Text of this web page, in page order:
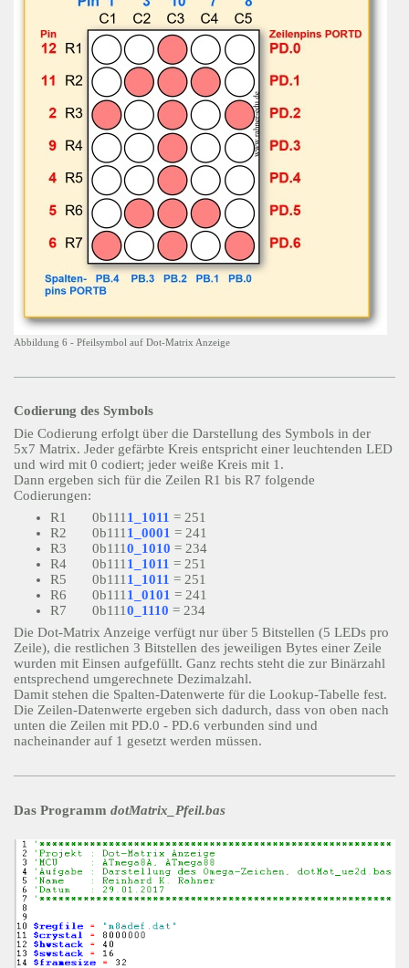
Abbildung 6 - Pfeilsymbol auf Dot-Matrix Anzeige
Codierung des Symbols
Die Codierung erfolgt über die Darstellung des Symbols in der
5x7 Matrix. Jeder gefärbte Kreis entspricht einer leuchtenden LED
und wird mit 0 codiert; jeder weiße Kreis mit 1.
Dann ergeben sich für die Zeilen R1 bis R7 folgende
Codierungen:
R1 0b111 1_1011 = 251
R2 0b111 1_0001 = 241
R3 0b1110_1010 = 234
R4 0b111 1_1011 = 251
R5 0b111 1_1011 = 251
R6 0b111 1_0101 = 241
R7 0b1110_1110 = 234
Die Dot-Matrix Anzeige verfügt nur über 5 Bitstellen (5 LEDs pro
Zeile), die restlichen 3 Bitstellen des jeweiligen Bytes einer Zeile
wurden mit Einsen aufgefüllt. Ganz rechts steht die zur Binärzahl
entsprechend umgerechnete Dezimalzahl.
Damit stehen die Spalten-Datenwerte für die Lookup-Tabelle fest.
Die Zeilen-Datenwerte ergeben sich dadurch, dass von oben nach
unten die Zeilen mit PD.0 - PD.6 verbunden sind und
nacheinander auf 1 gesetzt werden müssen.
Das Programm dotMatrix_Pfeil.bas